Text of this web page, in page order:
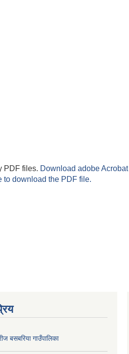
PDF files. Download adobe Acrobat
to download the PDF file.
बसबरिया गाउँपालिका